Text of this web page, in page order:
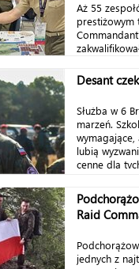
Aż 55
prestiżowym
Desant
Służba w 6
marzeń.
lubią
cenne dla
Raid
jednych z